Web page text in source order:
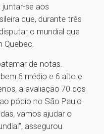
se aos
que, durante três
o mundial que
Quebec.
de notas.
6 médio e 6 alto e
a avaliação 70 dos
pódio no São Paulo
vamos ajudar o
assegurou